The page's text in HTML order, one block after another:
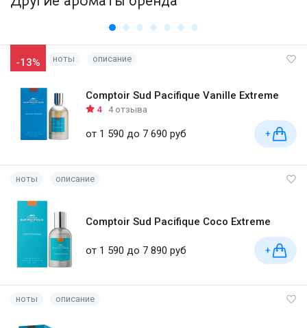
-13% ноты описание
Comptoir Sud Pacifique Vanille Extreme
4 4 отзыва
от 1 590 до 7 690 руб +
ноты описание
Comptoir Sud Pacifique Coco Extreme
от 1 590 до 7 890 руб +
ноты описание